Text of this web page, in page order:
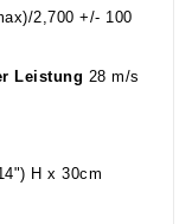
2,700 +/- 100
Leistung 28 m/s
H x 30cm